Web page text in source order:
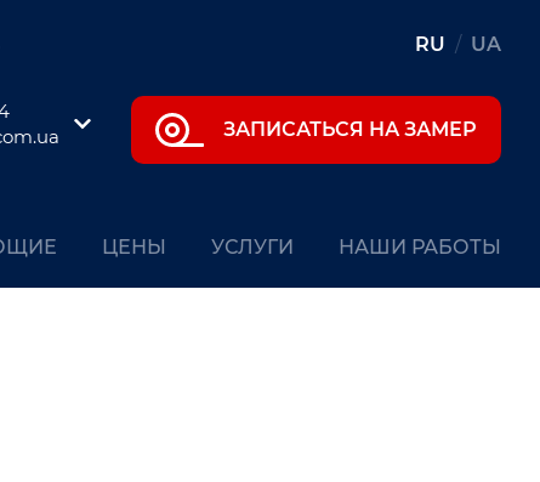
RU / UA
ЗАПИСАТЬСЯ НА ЗАМЕР
ЦЕНЫ УСЛУГИ НАШИ РАБОТЫ